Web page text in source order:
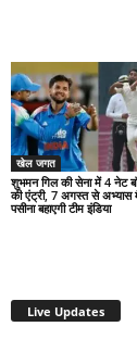
खेल जगत
शुभमन गिल की सेना में 4 नेट
की एंट्री, 7 अगस्त से अभ्यास
पसीना बहाएगी टीम इंडिया
Live Updates